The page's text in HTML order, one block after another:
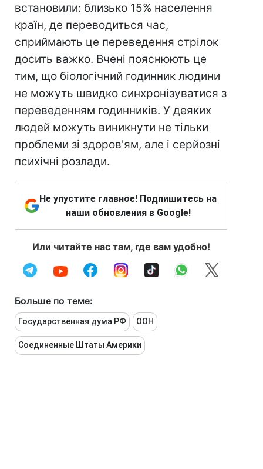
встановили: близько 15% населення
країн, де переводиться час,
сприймають це переведення стрілок
досить важко. Вчені пояснюють це
тим, що біологічний годинник людини
не можуть швидко синхронізуватися з
переведенням годинників. У деяких
людей можуть виникнути не тільки
проблеми зі здоров'ям, але і серйозні
психічні розлади.
Не упустите главное! Подпишитесь на
наши обновления в Google!
Или читайте нас там, где вам удобно!
Больше по теме:
Государственная дума РФ ООН
Соединенные Штаты Америки